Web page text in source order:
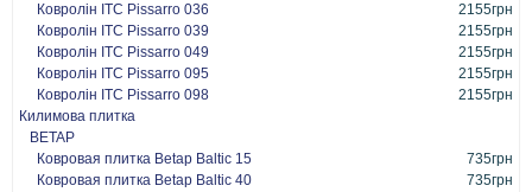
Ковролін ITC Pissarro 036
2155грн
Ковролін ITC Pissarro 039
2155грн
Ковролін ITC Pissarro 049
2155грн
Ковролін ITC Pissarro 095
2155грн
Ковролін ITC Pissarro 098
2155грн
Килимова плитка
BETAP
Ковровая плитка Betap Baltic 15
735грн
Ковровая плитка Betap Baltic 40
735грн